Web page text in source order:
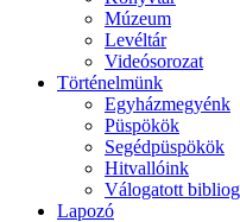
Múzeum
Levéltár
Videósorozat
Történelmünk
Egyházmegyénk
Püspökök
Segédpüspökök
Hitvallóink
Válogatott
Lapozó